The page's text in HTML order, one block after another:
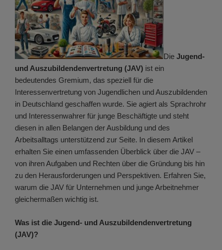
Die Jugend-
und Auszubildendenvertretung (JAV) ist ein
bedeutendes Gremium, das speziell für die
Interessenvertretung von Jugendlichen und Auszubildenden
in Deutschland geschaffen wurde. Sie agiert als Sprachrohr
und Interessenwahrer für junge Beschäftigte und steht
diesen in allen Belangen der Ausbildung und des
Arbeitsalltags unterstützend zur Seite. In diesem Artikel
erhalten Sie einen umfassenden Überblick über die JAV –
von ihren Aufgaben und Rechten über die Gründung bis hin
zu den Herausforderungen und Perspektiven. Erfahren Sie,
warum die JAV für Unternehmen und junge Arbeitnehmer
gleichermaßen wichtig ist.
Was ist die Jugend- und Auszubildendenvertretung
(JAV)?